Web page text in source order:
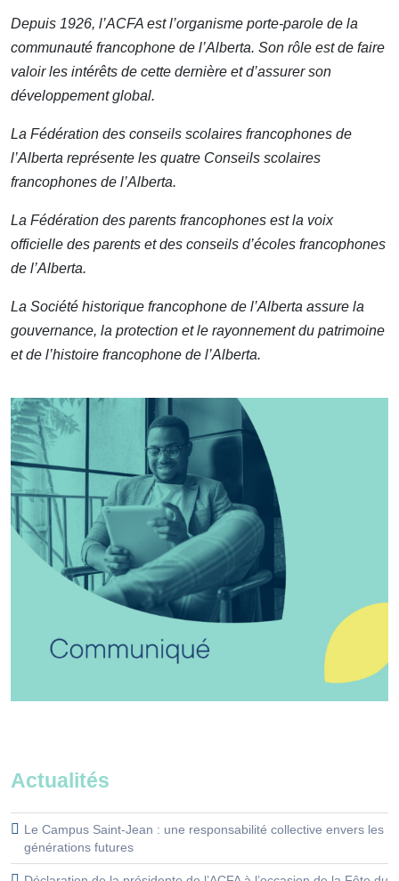
Depuis 1926, l’ACFA est l’organisme porte-parole de la
communauté francophone de l’Alberta. Son rôle est de faire
valoir les intérêts de cette dernière et d’assurer son
développement global.
La Fédération des conseils scolaires francophones de
l’Alberta représente les quatre Conseils scolaires
francophones de l’Alberta.
La Fédération des parents francophones est la voix
officielle des parents et des conseils d’écoles francophones
de l’Alberta.
La Société historique francophone de l’Alberta assure la
gouvernance, la protection et le rayonnement du patrimoine
et de l’histoire francophone de l’Alberta.
Actualités
Le Campus Saint-Jean : une responsabilité collective envers les
générations futures